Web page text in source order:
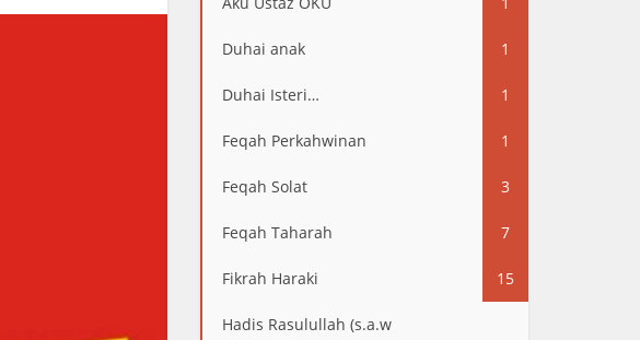
Duhai anak 1
Duhai Isteri… 1
Feqah Perkahwinan 1
Feqah Solat 3
Feqah Taharah 7
Fikrah Haraki 15
Hadis Rasulullah (s.a.w